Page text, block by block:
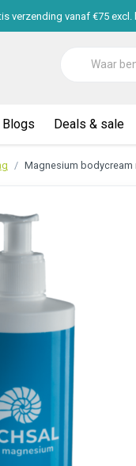
verzending vanaf €75 excl.
Blogs Deals & sale
Magnesium bodycream